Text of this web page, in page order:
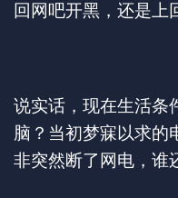
回网吧开黑，还是上
说实话，现在生活条
脑？当初梦寐以求的
非突然断了网电，谁